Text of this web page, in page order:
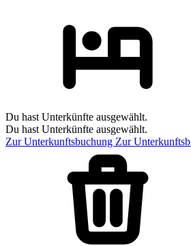
Du hast Unterkünfte ausgewählt.
Du hast Unterkünfte ausgewählt.
Zur Unterkunftsbuchung Zur